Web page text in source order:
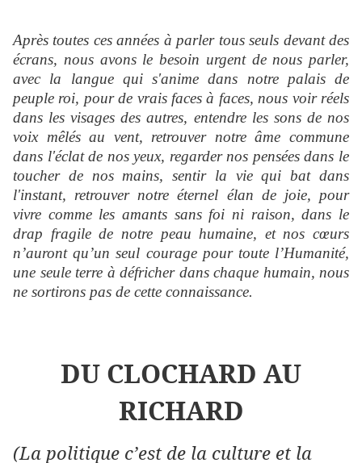
Après toutes ces années à parler tous seuls devant des
écrans, nous avons le besoin urgent de nous parler,
avec la langue qui s'anime dans notre palais de
peuple roi, pour de vrais faces à faces, nous voir réels
dans les visages des autres, entendre les sons de nos
voix mêlés au vent, retrouver notre âme commune
dans l'éclat de nos yeux, regarder nos pensées dans le
toucher de nos mains, sentir la vie qui bat dans
l'instant, retrouver notre éternel élan de joie, pour
vivre comme les amants sans foi ni raison, dans le
drap fragile de notre peau humaine, et nos cœurs
n’auront qu’un seul courage pour toute l’Humanité,
une seule terre à défricher dans chaque humain, nous
ne sortirons pas de cette connaissance.
DU CLOCHARD AU
RICHARD
(La politique c’est de la culture et la